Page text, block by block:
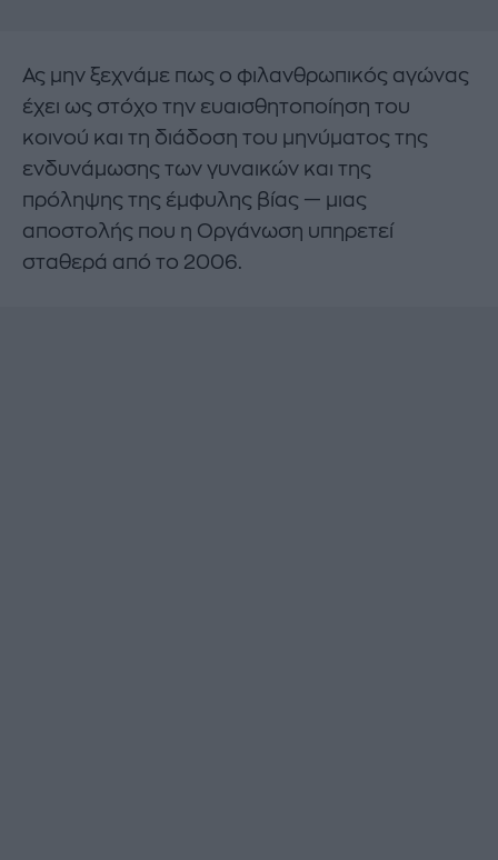
Ας μην ξεχνάμε πως ο φιλανθρωπικός αγώνας
έχει ως στόχο την ευαισθητοποίηση του
κοινού και τη διάδοση του μηνύματος της
ενδυνάμωσης των γυναικών και της
πρόληψης της έμφυλης βίας — μιας
αποστολής που η Οργάνωση υπηρετεί
σταθερά από το 2006.